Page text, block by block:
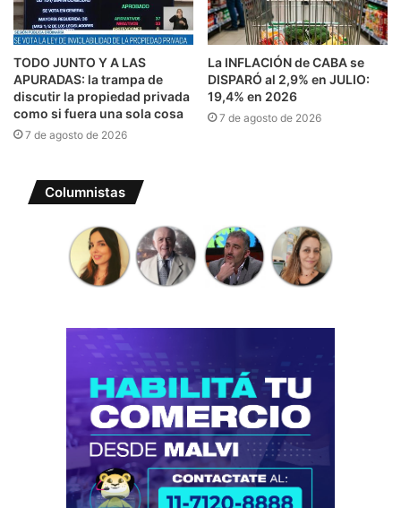
TODO JUNTO Y A LAS
APURADAS: la trampa de
discutir la propiedad privada
como si fuera una sola cosa
7 de agosto de 2026
La INFLACIÓN de CABA se
DISPARÓ al 2,9% en JULIO:
19,4% en 2026
7 de agosto de 2026
Columnistas